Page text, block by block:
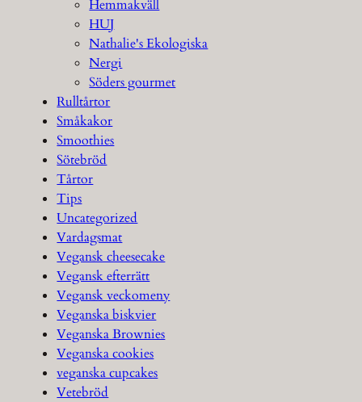
Hemmakväll
HUJ
Nathalie's Ekologiska
Nergi
Söders gourmet
Rulltårtor
Småkakor
Smoothies
Sötebröd
Tårtor
Tips
Uncategorized
Vardagsmat
Vegansk cheesecake
Vegansk efterrätt
Vegansk veckomeny
Veganska biskvier
Veganska Brownies
Veganska cookies
veganska cupcakes
Vetebröd